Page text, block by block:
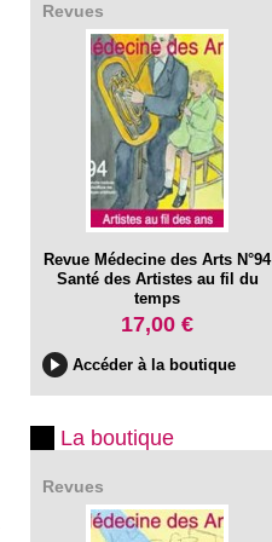
Revues
Revue Médecine des Arts N°94
Santé des Artistes au fil du
temps
17,00 €
Accéder à la boutique
La boutique
Revues